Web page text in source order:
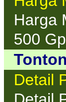
Harga
500
Detail